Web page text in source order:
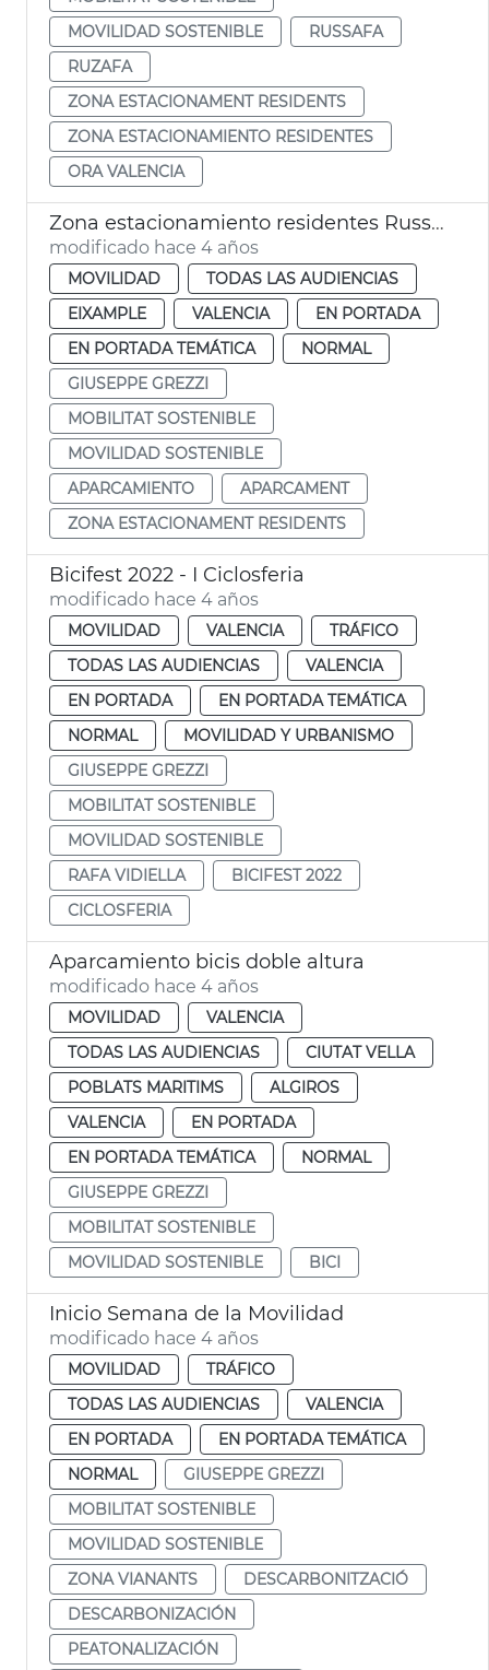
MOVILIDAD SOSTENIBLE
RUSSAFA
RUZAFA
ZONA ESTACIONAMENT RESIDENTS
ZONA ESTACIONAMIENTO RESIDENTES
ORA VALENCIA
Zona estacionamiento residentes Russafa
modificado hace 4 años
MOVILIDAD
TODAS LAS AUDIENCIAS
EIXAMPLE
VALENCIA
EN PORTADA
EN PORTADA TEMÁTICA
NORMAL
GIUSEPPE GREZZI
MOBILITAT SOSTENIBLE
MOVILIDAD SOSTENIBLE
APARCAMIENTO
APARCAMENT
ZONA ESTACIONAMENT RESIDENTS
Bicifest 2022 - I Ciclosferia
modificado hace 4 años
MOVILIDAD VALENCIA
TRÁFICO
TODAS LAS AUDIENCIAS
VALENCIA
EN PORTADA
EN PORTADA TEMÁTICA
NORMAL
MOVILIDAD Y URBANISMO
GIUSEPPE GREZZI
MOBILITAT SOSTENIBLE
MOVILIDAD SOSTENIBLE
RAFA VIDIELLA
BICIFEST 2022
CICLOSFERIA
Aparcamiento bicis doble altura
modificado hace 4 años
MOVILIDAD
VALENCIA
TODAS LAS AUDIENCIAS
CIUTAT VELLA
POBLATS MARITIMS
ALGIROS
VALENCIA
EN PORTADA
EN PORTADA TEMÁTICA
NORMAL
GIUSEPPE GREZZI
MOBILITAT SOSTENIBLE
MOVILIDAD SOSTENIBLE
BICI
Inicio Semana de la Movilidad
modificado hace 4 años
MOVILIDAD
TRÁFICO
TODAS LAS AUDIENCIAS
VALENCIA
EN PORTADA
EN PORTADA TEMÁTICA
NORMAL
GIUSEPPE GREZZI
MOBILITAT SOSTENIBLE
MOVILIDAD SOSTENIBLE
ZONA VIANANTS
DESCARBONITZACIÓ
DESCARBONIZACIÓN
PEATONALIZACIÓN